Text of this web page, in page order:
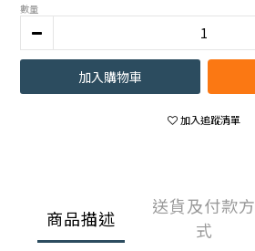
數量
加入購物車
加入追蹤清單
商品描述
送貨及付款方
式